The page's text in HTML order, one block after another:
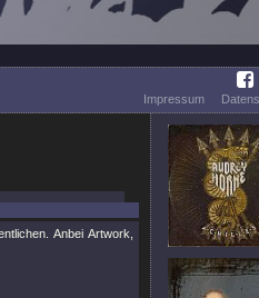
Impressum
Anbei Artwork,